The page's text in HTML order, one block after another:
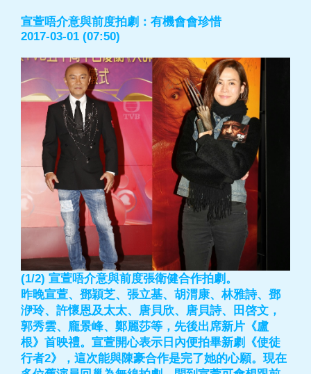
宣萱唔介意與前度拍劇：有機會會珍惜
2017-03-01 (07:50)
(1/2) 宣萱唔介意與前度張衛健合作拍劇。
昨晚宣萱、鄧穎芝、張立基、胡渭康、林雅詩、鄧
洢玲、許懷恩及太太、唐貝欣、唐貝詩、田啓文，
郭秀雲、龐景峰、鄭麗莎等，先後出席新片《盧
根》首映禮。宣萱開心表示日內便拍畢新劇《使徒
行者2》，這次能與陳豪合作是完了她的心願。現在